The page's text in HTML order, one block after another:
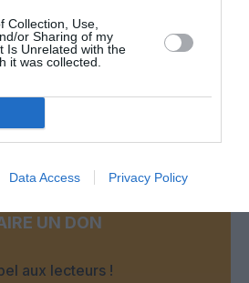
Collection, Use,
or Sharing of my
Is Unrelated with the
it was collected.
Data Access Privacy Policy
les sanctions contre la Russie…
UN COMMENTAIRE
UN DON
aux lecteurs !